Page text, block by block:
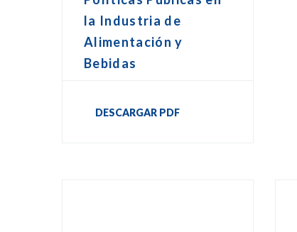
la Industria de
Alimentación y
Bebidas
DESCARGAR PDF